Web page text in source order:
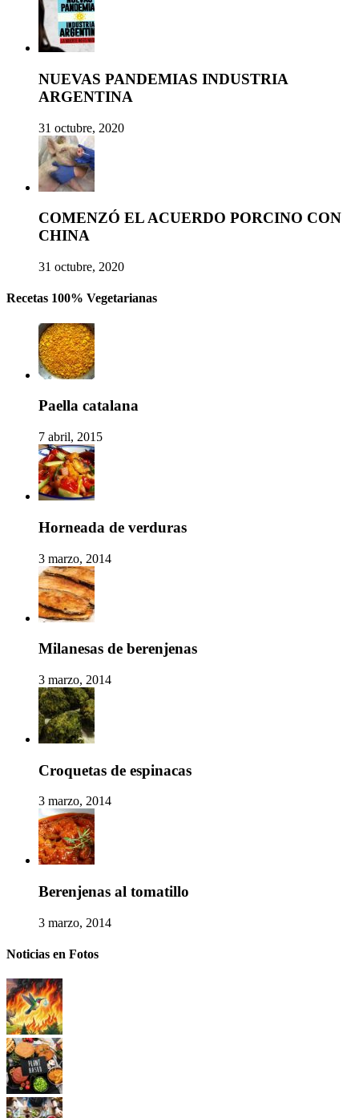
NUEVAS PANDEMIAS INDUSTRIA
ARGENTINA
31 octubre, 2020
COMENZÓ EL ACUERDO PORCINO CON
CHINA
31 octubre, 2020
Recetas 100% Vegetarianas
Paella catalana
7 abril, 2015
Horneada de verduras
3 marzo, 2014
Milanesas de berenjenas
3 marzo, 2014
Croquetas de espinacas
3 marzo, 2014
Berenjenas al tomatillo
3 marzo, 2014
Noticias en Fotos